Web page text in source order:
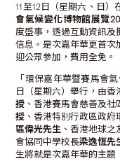
11至12日（星期六、日
會氣候變化博物館展覽
度盛事，透過互動資訊
信息。是次嘉年華更首
迎公眾參加，費用全免。
「環保嘉年華暨賽馬會
日（星期六）舉行，由
授 、香港賽馬會慈善及
授 、香港特別行政區政
區偉光先生 、香港地球
會協同中學校長梁逸恆先
生將就是次嘉年華的主題